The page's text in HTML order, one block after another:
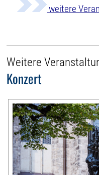
weitere
Weitere
Konzert